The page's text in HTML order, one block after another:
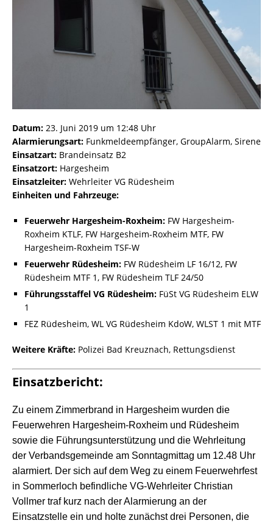
Datum: 23. Juni 2019 um 12:48 Uhr
Alarmierungsart: Funkmeldeempfänger, GroupAlarm, Sirene
Einsatzart: Brandeinsatz B2
Einsatzort: Hargesheim
Einsatzleiter: Wehrleiter VG Rüdesheim
Einheiten und Fahrzeuge:
Feuerwehr Hargesheim-Roxheim: FW Hargesheim-
Roxheim KTLF, FW Hargesheim-Roxheim MTF, FW
Hargesheim-Roxheim TSF-W
Feuerwehr Rüdesheim: FW Rüdesheim LF 16/12, FW
Rüdesheim MTF 1, FW Rüdesheim TLF 24/50
Führungsstaffel VG Rüdesheim: FüSt VG Rüdesheim ELW
1
FEZ Rüdesheim, WL VG Rüdesheim KdoW, WLST 1 mit MTF
Weitere Kräfte: Polizei Bad Kreuznach, Rettungsdienst
Einsatzbericht:
Zu einem Zimmerbrand in Hargesheim wurden die
Feuerwehren Hargesheim-Roxheim und Rüdesheim
sowie die Führungsunterstützung und die Wehrleitung
der Verbandsgemeinde am Sonntagmittag um 12.48 Uhr
alarmiert. Der sich auf dem Weg zu einem Feuerwehrfest
in Sommerloch befindliche VG-Wehrleiter Christian
Vollmer traf kurz nach der Alarmierung an der
Einsatzstelle ein und holte zunächst drei Personen, die